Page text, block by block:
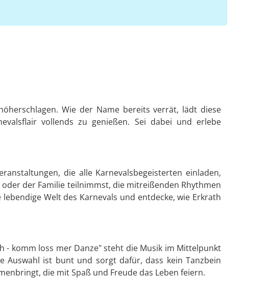
Wie der Name bereits verrät, lädt diese
vollends zu genießen. Sei dabei und erlebe
die alle Karnevalsbegeisterten einladen,
der Familie teilnimmst, die mitreißenden Rhythmen
Welt des Karnevals und entdecke, wie Erkrath
- komm loss mer Danze" steht die Musik im Mittelpunkt
Auswahl ist bunt und sorgt dafür, dass kein Tanzbein
die mit Spaß und Freude das Leben feiern.